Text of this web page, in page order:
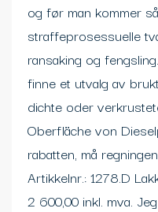
og før man kommer
straffeprosessuelle
ransaking og
finne et utvalg av
dichte oder
Oberfläche von
rabatten, må
Artikkelnr.: 1278.D
2 600,00 inkl. mva.